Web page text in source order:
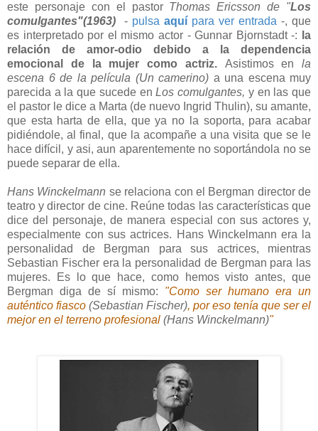
este personaje con el pastor Thomas Ericsson de "Los
comulgantes"(1963)
- pulsa aquí para ver entrada -, que
es interpretado por el mismo actor - Gunnar Bjornstadt -:
la
relación de amor-odio debido a la dependencia
emocional de la mujer como actriz. Asistimos en la
escena 6 de la película (Un camerino) a una escena muy
parecida a la que sucede enLos comulgantes, y en las que
el pastor le dice a Marta (de nuevo Ingrid Thulin), su amante,
que esta harta de ella, que ya no la soporta, para acabar
pidiéndole, al final, que la acompañe a una visita que se le
hace difícil, y asi, aun aparentemente no soportándola no se
puede separar de ella.
Hans Winckelmann se relaciona con el Bergman director de
teatro y director de cine. Reúne todas las características que
dice del personaje, de manera especial con sus actores y,
especialmente con sus actrices. Hans Winckelmann era la
personalidad de Bergman para sus actrices, mientras
Sebastian Fischer era la personalidad de Bergman para las
mujeres. Es lo que hace, como hemos visto antes, que
Bergman diga de sí mismo: "Como ser humano era un
auténtico fiasco (Sebastian Fischer), por eso tenía que ser el
mejor en el terreno profesional (Hans Winckelmann)"